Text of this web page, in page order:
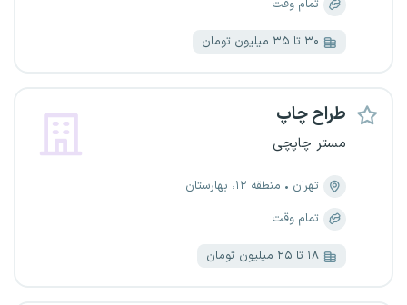
تمام وقت
۳۰ تا ۳۵ میلیون تومان
طراح چاپ
مستر چاپچی
تهران
منطقه ۱۲، بهارستان
تمام وقت
۱۸ تا ۲۵ میلیون تومان